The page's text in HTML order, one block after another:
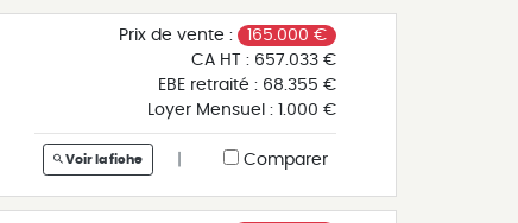
Prix de vente :
165.000 €
CA HT : 657.033 €
EBE retraité : 68.355 €
Loyer Mensuel : 1.000 €
Voir la fiche Comparer